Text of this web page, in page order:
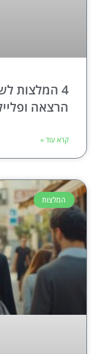
4 המלצות
הרצאה
קרא עוד »
המלצות